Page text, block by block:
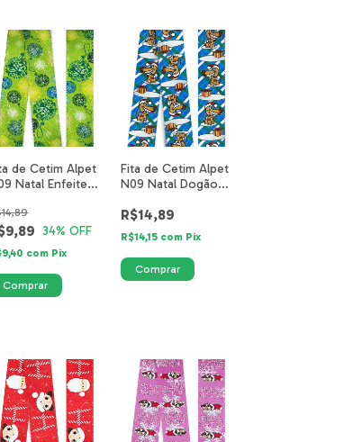
de Cetim Alpet
Natal Enfeite
34% OFF
com Pix
Fita de Cetim Alpet
N09 Natal Dogão
16-40mm
R$14,89
R$14,15 com Pix